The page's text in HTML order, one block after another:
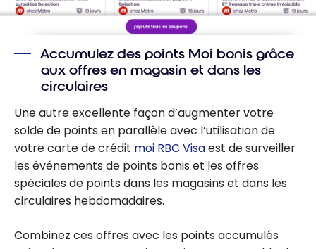
Accumulez des points Moi bonis grâce
aux offres en magasin et dans les
circulaires
Une autre excellente façon d’augmenter votre
solde de points en parallèle avec l’utilisation de
votre carte de crédit moi RBC Visaest de surveiller
les événements de points bonis et les offres
spéciales de points dans les magasins et dans les
circulaires hebdomadaires.
Combinez ces offres avec les points accumulés